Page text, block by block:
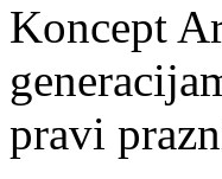
Koncept
pravi